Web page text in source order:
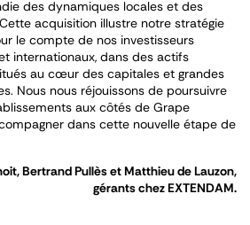
des dynamiques locales et des
acquisition illustre notre stratégie
le compte de nos investisseurs
internationaux, dans des actifs
au cœur des capitales et grandes
Nous nous réjouissons de poursuivre
aux côtés de Grape
dans cette nouvelle étape de
Bertrand Pullès et Matthieu de Lauzon,
gérants chez EXTENDAM.